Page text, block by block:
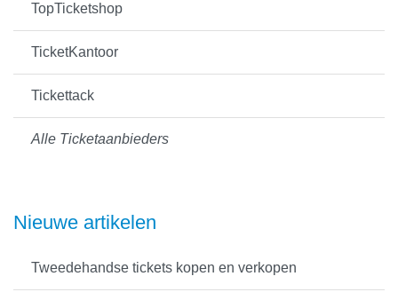
TopTicketshop
TicketKantoor
Tickettack
Alle Ticketaanbieders
Nieuwe artikelen
Tweedehandse tickets kopen en verkopen